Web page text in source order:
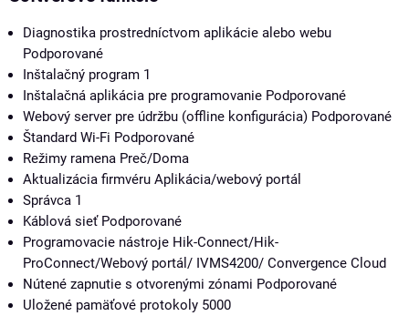
Diagnostika prostredníctvom aplikácie alebo webu
Podporované
Inštalačný program 1
Inštalačná aplikácia pre programovanie Podporované
Webový server pre údržbu (offline konfigurácia) Podporované
Štandard Wi-Fi Podporované
Režimy ramena Preč/Doma
Aktualizácia firmvéru Aplikácia/webový portál
Správca 1
Káblová sieť Podporované
Programovacie nástroje Hik-Connect/Hik-
ProConnect/Webový portál/ IVMS4200/ Convergence Cloud
Nútené zapnutie s otvorenými zónami Podporované
Uložené pamäťové protokoly 5000